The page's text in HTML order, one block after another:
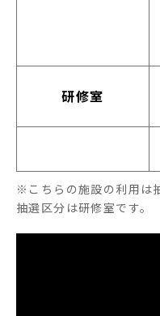
研修室
※こちらの施設の利用は
抽選区分は研修室です。